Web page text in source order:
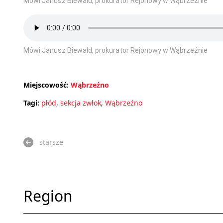
Mówi Janusz Biewald, prokurator Rejonowy w Wąbrzeźnie
Miejscowość: Wąbrzeźno
Tagi: płód, sekcja zwłok, Wąbrzeźno
starsze
Region